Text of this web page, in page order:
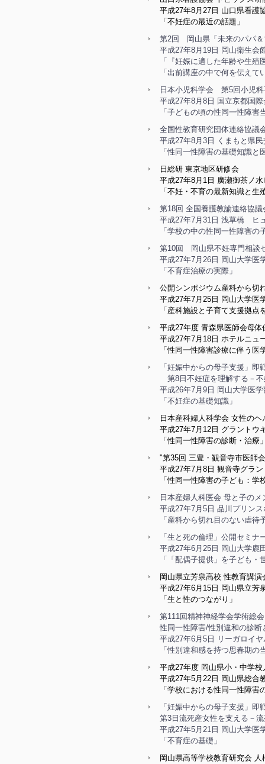
平成27年8月27日 山口県看護
「不妊症の最近の話題」
第2回 岡山県「未来のパパ＆
平成27年8月19日 岡山衛生
「『妊娠に適した年齢や生
「出前講座の中で何を伝えて
日本小児科学会 第5回小児
平成27年8月8日 国立京都国
「子どもの頃の性同一性障害
全国性教育研究団体連絡協
平成27年8月3日 くまもと県
「性同一性障害の基礎知識と
日総研 東京地区研修会
平成27年8月1日 廣瀬御茶ノ
「不妊・不育の最新知識と
第18回 全国養護教諭連絡協議
平成27年7月31日 浅草橋 ヒ
「学校の中の性同一性障害の
第10回 岡山県不妊専門相談
平成27年7月26日 岡山大学医
「不育症治療の実際」
公開シンポジウム産科から切
平成27年7月25日 岡山大学
「産科施設と子育て支援拠
平成27年度 青森県医師会母
平成27年7月18日 ホテルニュ
「性同一性障害診療に伴う医
「妊娠中からの母子支援」即
第8日不妊症を理解する－
平成26年7月9日 岡山大学医
「不妊症の基礎知識」
日本産科婦人科学会 女性の
平成27年7月12日 グラント
「性同一性障害の診断・治療
"第35回 三豊・観音寺市医師
平成27年7月8日 観⾳寺グラ
「性同一性障害の子ども：学
日本産婦人科医会 母と子の
平成27年7月5日 品川プリン
「産科から切れ目のない虐
「生と死の倫理」公開セミナ
平成27年6月25日 岡山大学鹿
「「配偶子提供」を子ども・
岡山県立芳泉高校 性教育講演
平成27年6月15日 岡山県立芳
「生と性のつながり」
第111回精神神経学会学術総
性同一性障害/性別違和の診
平成27年6月5日 リーガロイ
「性別違和感を持つ思春期の
平成27年度 岡山県小・中学
平成27年5月22日 岡山県総合
「学校における性同一性障害
「妊娠中からの母子支援」即
第3日流死産女性を支える－
平成27年5月21日 岡山大学医
「不育症の基礎」
岡山県高等学校教育研究会 人